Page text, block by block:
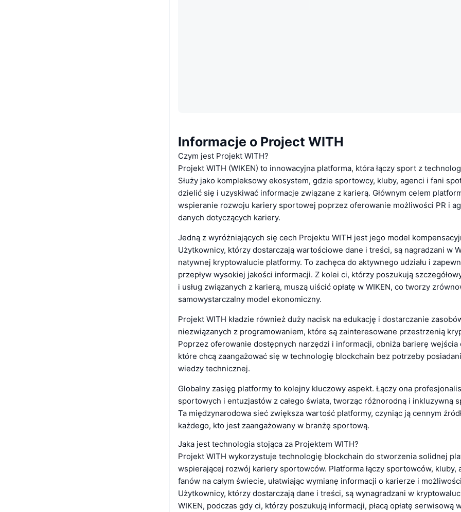
Informacje o Project WITH
Czym jest Projekt WITH?
Projekt WITH (WIKEN) to innowacyjna platforma, która łączy sport z
Służy jako kompleksowy ekosystem, gdzie sportowcy, kluby, agenci i fani
dzielić się i uzyskiwać informacje związane z karierą. Głównym celem
wspieranie rozwoju kariery sportowej poprzez oferowanie możliwości PR i
danych dotyczących kariery.
Jedną z wyróżniających się cech Projektu WITH jest jego model
Użytkownicy, którzy dostarczają wartościowe dane i treści, są nagradzani w
natywnej kryptowalucie platformy. To zachęca do aktywnego udziału i
przepływ wysokiej jakości informacji. Z kolei ci, którzy poszukują
i usług związanych z karierą, muszą uiścić opłatę w WIKEN, co tworzy
samowystarczalny model ekonomiczny.
Projekt WITH kładzie również duży nacisk na edukację i dostarczanie
niezwiązanych z programowaniem, które są zainteresowane przestrzenią
Poprzez oferowanie dostępnych narzędzi i informacji, obniża barierę wejścia
które chcą zaangażować się w technologię blockchain bez potrzeby
wiedzy technicznej.
Globalny zasięg platformy to kolejny kluczowy aspekt. Łączy ona
sportowych i entuzjastów z całego świata, tworząc różnorodną i inkluzywną
Ta międzynarodowa sieć zwiększa wartość platformy, czyniąc ją cennym
każdego, kto jest zaangażowany w branżę sportową.
Jaka jest technologia stojąca za Projektem WITH?
Projekt WITH wykorzystuje technologię blockchain do stworzenia solidnej
wspierającej rozwój kariery sportowców. Platforma łączy sportowców, kluby,
fanów na całym świecie, ułatwiając wymianę informacji o karierze i
Użytkownicy, którzy dostarczają dane i treści, są wynagradzani w
WIKEN, podczas gdy ci, którzy poszukują informacji, płacą opłatę serwisową